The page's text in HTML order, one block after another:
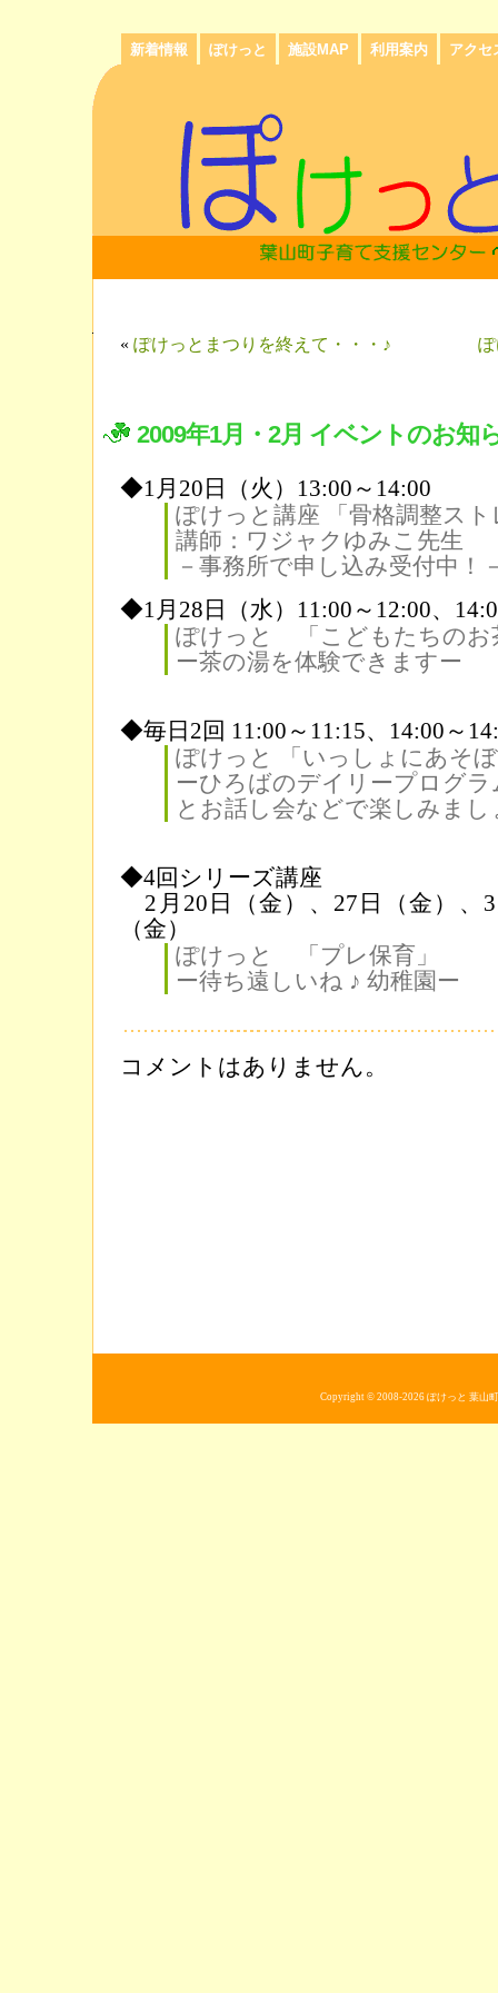
新着情報 ぽけっと 施設MAP 利用案内 アクセ
« ぽけっとまつりを終えて・・・♪
2009年1月・2月 イベントのお知
◆1月20日（火）13:00～14:00
ぽけっと講座 「骨格調整ス
講師：ワジャクゆみこ先生
－事務所で申し込み受付中！
◆1月28日（水）11:00～12:00、
ぽけっと 「こどもたちのお
ー茶の湯を体験できますー
◆毎日2回 11:00～11:15、14:00～
ぽけっと 「いっしょにあそ
ーひろばのデイリープログ
とお話し会などで楽しみまし
◆4回シリーズ講座
2月20日（金）、27日（金）、
（金）
ぽけっと 「プレ保育」
ー待ち遠しいね ♪ 幼稚園ー
コメントはありません。
Copyright © 2008-2026 ぽけっと 葉山